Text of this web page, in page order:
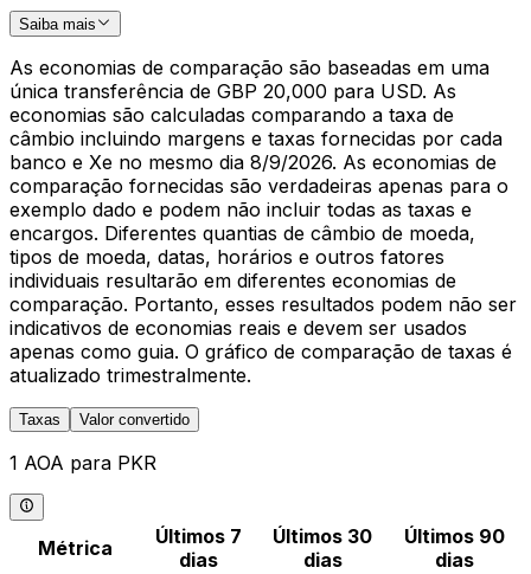
Saiba mais
As economias de comparação são baseadas em uma
única transferência de GBP 20,000 para USD. As
economias são calculadas comparando a taxa de
câmbio incluindo margens e taxas fornecidas por cada
banco e Xe no mesmo dia 8/9/2026. As economias de
comparação fornecidas são verdadeiras apenas para o
exemplo dado e podem não incluir todas as taxas e
encargos. Diferentes quantias de câmbio de moeda,
tipos de moeda, datas, horários e outros fatores
individuais resultarão em diferentes economias de
comparação. Portanto, esses resultados podem não ser
indicativos de economias reais e devem ser usados
apenas como guia. O gráfico de comparação de taxas é
atualizado trimestralmente.
Taxas Valor convertido
1 AOA para PKR
Métrica
Últimos 7
dias
Últimos 30
dias
Últimos 90
dias